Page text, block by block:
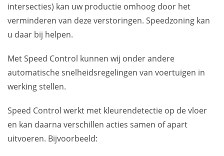
Objectherkenning
intersecties) kan uw productie omhoog door het
verminderen van deze verstoringen. Speedzoning kan
u daar bij helpen.
Met Speed Control kunnen wij onder andere
automatische snelheidsregelingen van voertuigen in
werking stellen.
Speed Control werkt met kleurendetectie op de vloer
en kan daarna verschillen acties samen of apart
uitvoeren. Bijvoorbeeld: